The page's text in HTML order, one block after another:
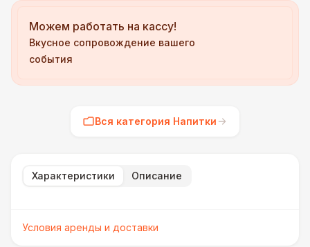
Можем работать на кассу!
Вкусное сопровождение вашего
события
Вся категория Напитки
Характеристики Описание
Условия аренды и доставки